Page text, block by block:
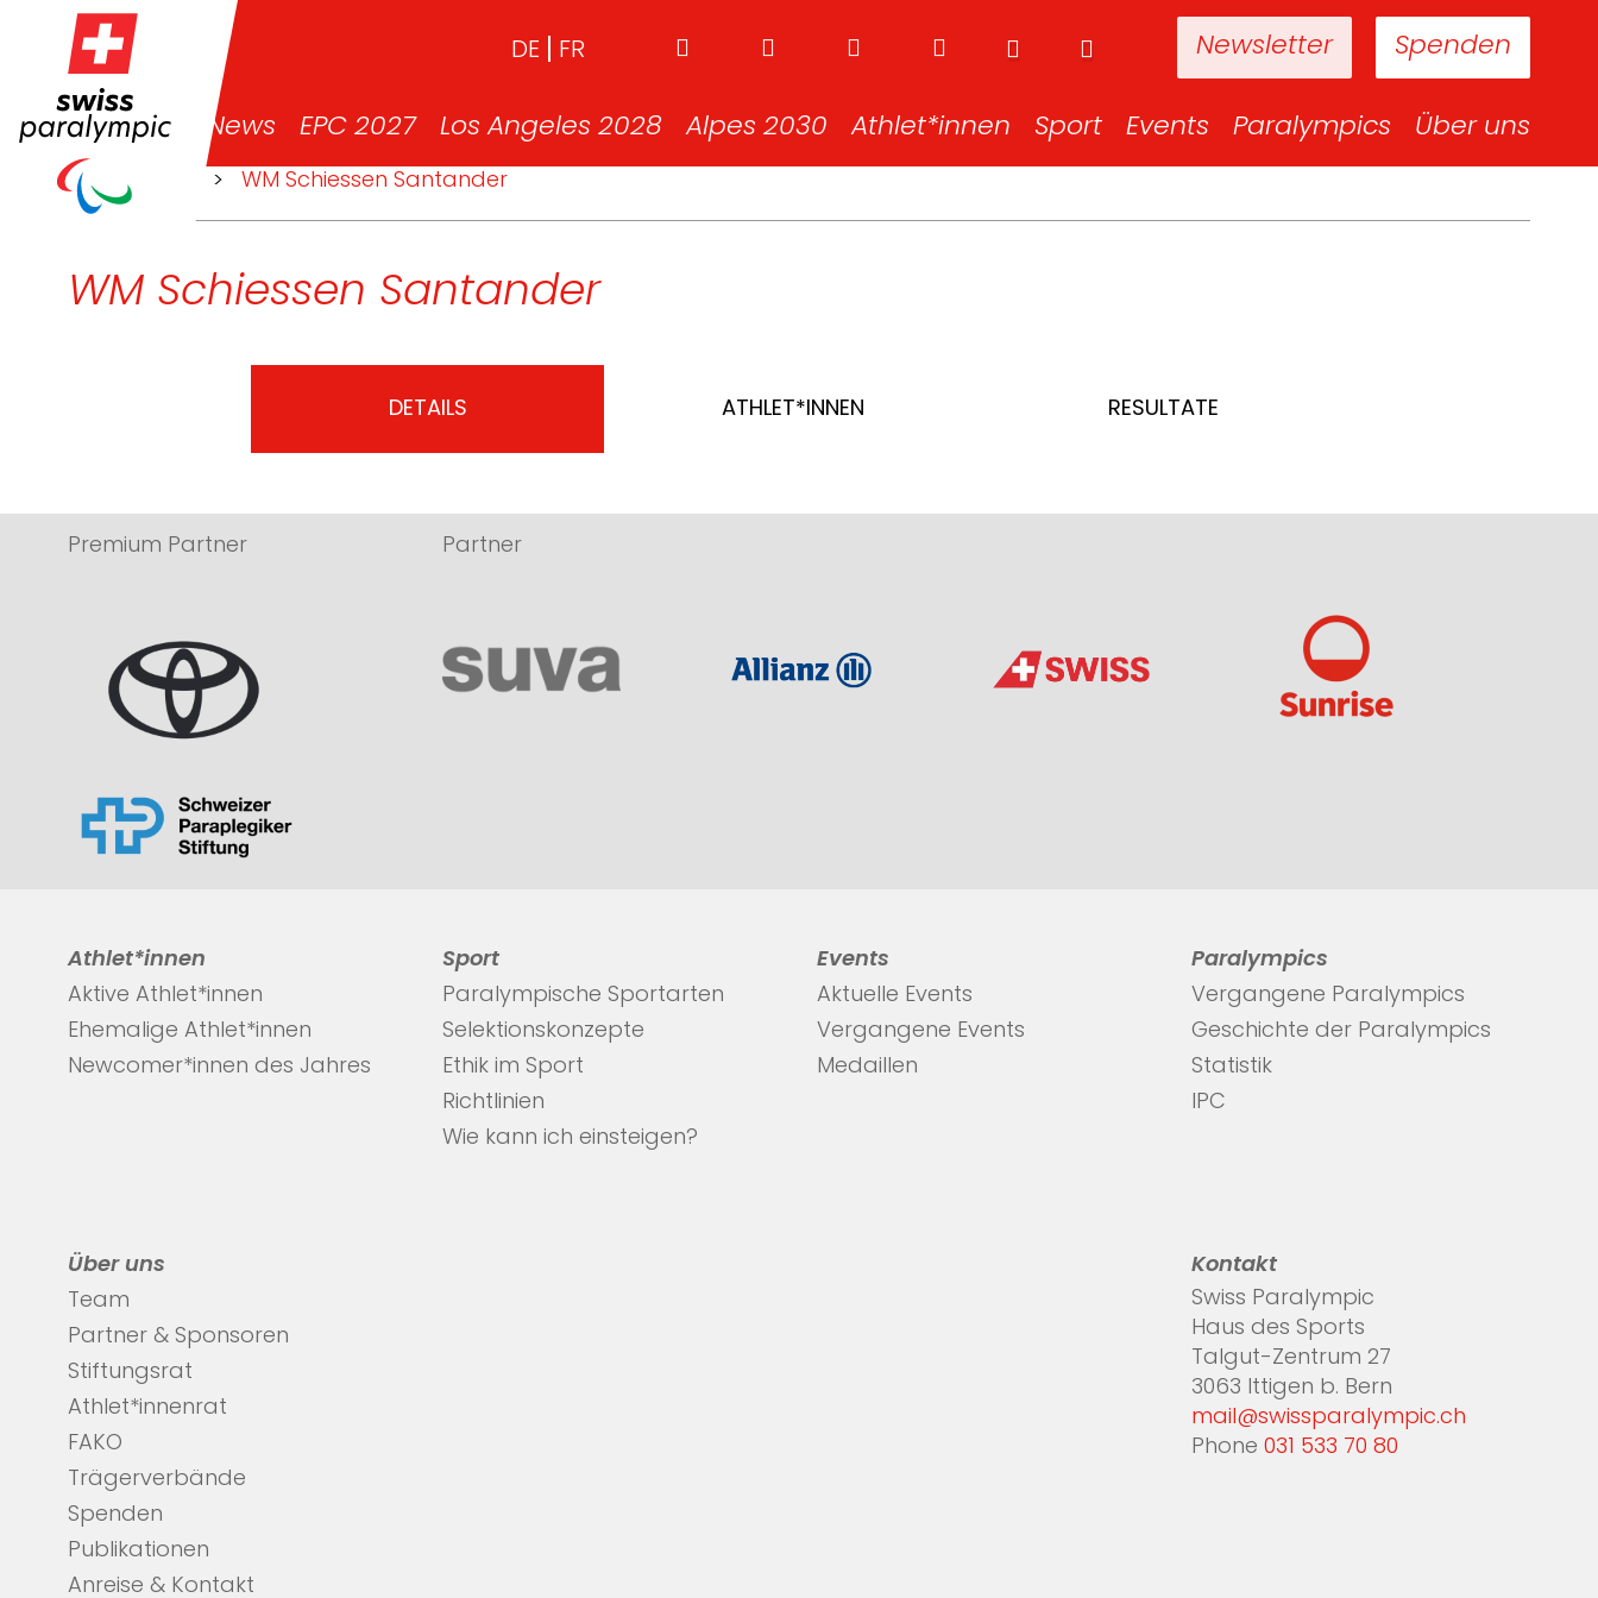
Spenden
Newsletter
DE FR
News EPC 2027 Los Angeles 2028 Alpes 2030 Athlet*innen Sport Events Paralympics Über uns
> Events > WM Schiessen Santander
WM Schiessen Santander
DETAILS ATHLET*INNEN RESULTATE
Premium Partner Partner
Athlet*innen
Aktive Athlet*innen
Ehemalige Athlet*innen
Newcomer*innen des Jahres
Sport
Paralympische Sportarten
Selektionskonzepte
Ethik im Sport
Richtlinien
Wie kann ich einsteigen?
Events
Aktuelle Events
Vergangene Events
Medaillen
Paralympics
Vergangene Paralympics
Geschichte der Paralympics
Statistik
IPC
Über uns
Team
Partner & Sponsoren
Stiftungsrat
Athlet*innenrat
FAKO
Trägerverbände
Spenden
Publikationen
Anreise & Kontakt
Kontakt
Swiss Paralympic
Haus des Sports
Talgut-Zentrum 27
3063 Ittigen b. Bern
mail@swissparalympic.ch
Phone 031 533 70 80